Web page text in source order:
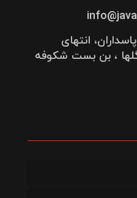
انتهای
، بن بست شکوفه